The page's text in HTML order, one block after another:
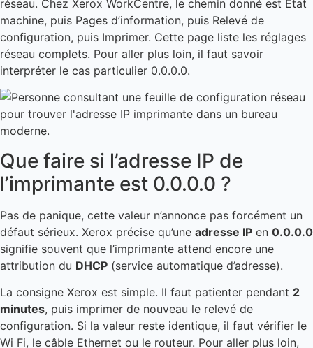
réseau. Chez Xerox WorkCentre, le chemin donné est État
machine, puis Pages d’information, puis Relevé de
configuration, puis Imprimer. Cette page liste les réglages
réseau complets. Pour aller plus loin, il faut savoir
interpréter le cas particulier 0.0.0.0.
Que faire si l’adresse IP de
l’imprimante est 0.0.0.0 ?
Pas de panique, cette valeur n’annonce pas forcément un
défaut sérieux. Xerox précise qu’une adresse IP en 0.0.0.0
signifie souvent que l’imprimante attend encore une
attribution du DHCP (service automatique d’adresse).
La consigne Xerox est simple. Il faut patienter pendant 2
minutes, puis imprimer de nouveau le relevé de
configuration. Si la valeur reste identique, il faut vérifier le
Wi Fi, le câble Ethernet ou le routeur. Pour aller plus loin,